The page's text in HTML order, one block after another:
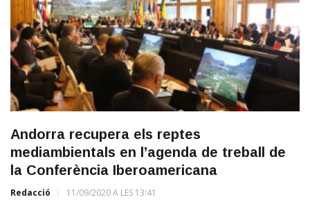
Andorra recupera els reptes
mediambientals en l’agenda de treball de
la Conferència Iberoamericana
Redacció 11/09/2020 A LES 13:41